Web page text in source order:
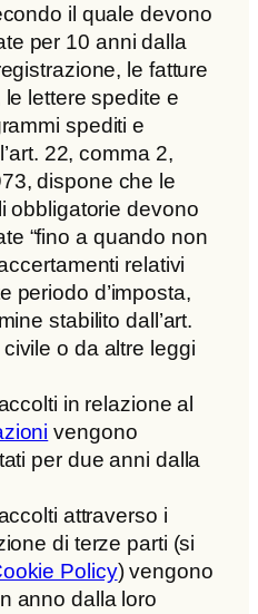
il quale devono
per 10 anni dalla
le fatture
lettere spedite e
spediti e
22, comma 2,
dispone che le
obbligatorie devono
“fino a quando non
relativi
periodo d’imposta,
stabilito dall’art.
o da altre leggi
in relazione al
vengono
per due anni dalla
attraverso i
di terze parti (si
Policy) vengono
anno dalla loro